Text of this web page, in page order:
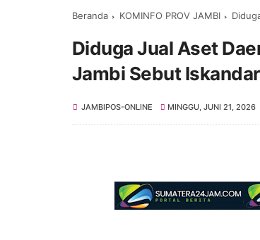
Beranda KOMINFO PROV JAMBI Diduga
Diduga Jual Aset
Jambi Sebut
JAMBIPOS-ONLINE MINGGU, JUNI 21, 2026